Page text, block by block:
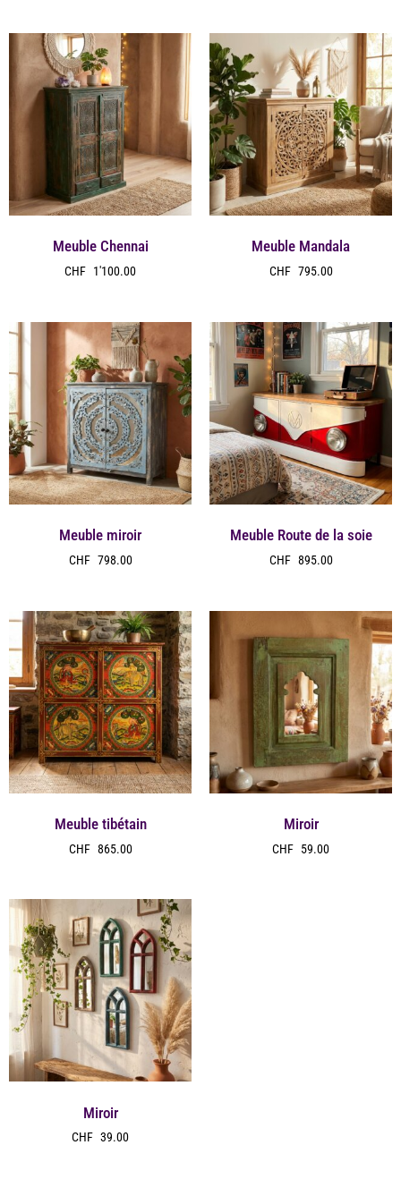
Meuble Chennai
CHF 1'100.00
Meuble Mandala
CHF 795.00
Meuble miroir
CHF 798.00
Meuble Route de la soie
CHF 895.00
Meuble tibétain
CHF 865.00
Miroir
CHF 59.00
Miroir
CHF 39.00